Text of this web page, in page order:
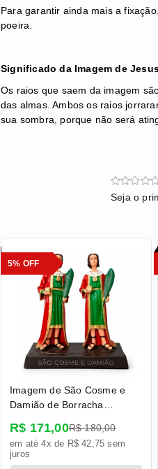
Para garantir ainda mais a
poeira.
Significado da Imagem de
Os raios que saem da imagem
das almas. Ambos os raios
sua sombra, porque não será
Seja o
Imagem de São Cosme e
Damião de Borracha
R$ 171,00R$ 180,00
5% OFF
em até 4x de R$ 42,75 sem
juros